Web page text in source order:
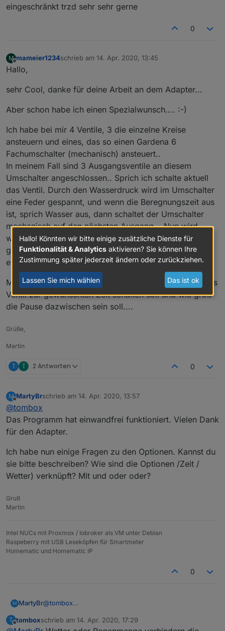
Startzeit morgens Differenz = Differenz zwischen
Ende Bewässerung und Sonnenaufgang
Restzeiten mit Umrechnugsfehler: zb 14.63 min
Mit welchem Widget kann man die Enduhrzeiten
springt immer auf true zurück nach klicken in VIS
gartenbewaesserung.0.control.ventil1_aktiv = true
Falls mir jemand bei der VIS helfen kann, gern ;-)
eingeschränkt trzd sehr sehr gerne
0
M
Offline
mameier1234schrieb am 14. Apr. 2020, 13:45
zuletzt editiert von
Hallo,
sehr Cool, danke für deine Arbeit an dem Adapter...
Aber schon habe ich einen Spezialwunsch.... :-)
Ich habe bei mir 4 Ventile, 3 die einzelne Kreise
ansteuern und eines, das so einen Gardena 6
Fachumschalter (mechanisch) ansteuert..
In meinem Fall sind 3 Ausgangsventile an diesem
Umschalter angeschlossen.. Sprich ich schalte aktuell
das Ventil. Durch den Wasserdruck wird im Umschalter
eine Feder gespannt, und wenn die Beregnungszeit aus
ist, sprich Wasser aus, dann schaltet der Umschalter
mechanisch auf den nächsten Ausgang... Nun wird
wieder das Ventil aufgemacht, die Feder wird wieder
gespannt, es wird beregnet usw... Bei mir ist nach 3x
eben wieder der erste Ausgang ausgewählt..
Mein Wunsch: Bei einem Ventil einstellbar wie oft dieses
Ventil zur gewünschten Zeit schalten soll und wie groß
die Pause dazwischen sein soll....
Grüße,
Martin
T T 2 Antworten 0
M
Offline
MartyBrschrieb am 14. Apr. 2020, 13:57
zuletzt editiert von
@tombox
Das Programm hat einwandfrei funktioniert. Vielen Dank
für den Adapter.
Ich habe nun einige Fragen zu den Optionen. Kannst du
sie bitte beschreiben? Wie sind die Optionen /Zeit /
Wetter) verknüpft? Mit und oder oder?
Gruß
Martin
Intel NUCs mit Proxmox / Iobroker als VM unter Debian
Raspeberry mit USB Leseköpfen für Smartmeter
Homematic und Homematic IP
0
M MartyBr@tombox
Dank für den Adapter.
Ich habe nun einige Fragen zu den Optionen. Kannst
T
Offline
tomboxschrieb am 14. Apr. 2020, 17:29
zuletzt editiert von
Hallo! Könnten wir bitte einige zusätzliche Dienste für
Funktionalität & Analytics aktivieren? Sie können Ihre
Zustimmung später jederzeit ändern oder zurückziehen.
Lassen Sie mich wählen Das ist ok